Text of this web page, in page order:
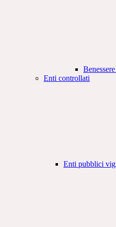
Enti controllati
Enti pubblici